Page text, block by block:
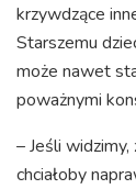
krzywdzące
Starszemu
może nawet
poważnymi
– Jeśli widzimy,
chciałoby